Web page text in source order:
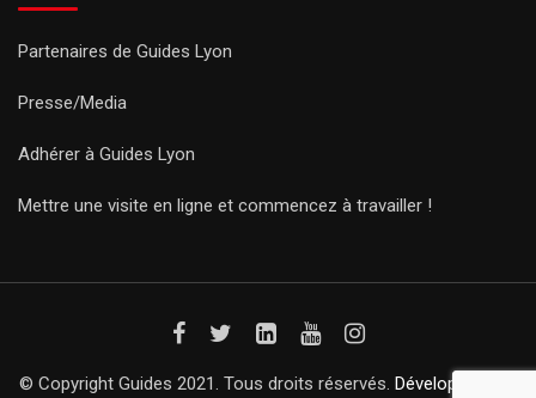
Partenaires de Guides Lyon
Presse/Media
Adhérer à Guides Lyon
Mettre une visite en ligne et commencez à travailler !
© Copyright Guides 2021. Tous droits réservés. Développement